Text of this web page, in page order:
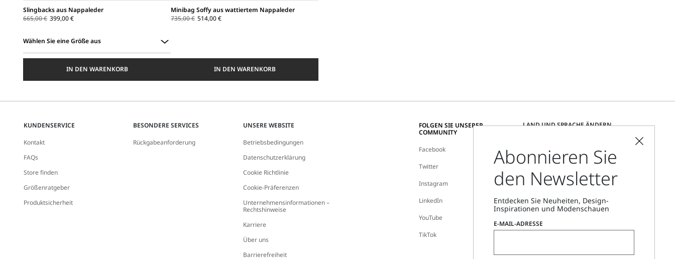
Slingbacks aus Nappaleder
665,00 € 399,00 €
Wählen Sie eine Größe aus
IN DEN WARENKORB
Minibag Soffy aus wattiertem Nappaleder
735,00 € 514,00 €
IN DEN WARENKORB
KUNDENSERVICE
Kontakt
FAQs
Store finden
Größenratgeber
Produktsicherheit
BESONDERE SERVICES
Rückgabeanforderung
UNSERE WEBSITE
Betriebsbedingungen
Datenschutzerklärung
Cookie Richtlinie
Cookie-Präferenzen
Unternehmensinformationen –
Rechtshinweise
Karriere
Über uns
Barrierefreiheit
FOLGEN SIE UNSERER
COMMUNITY
Facebook
Twitter
Instagram
LinkedIn
YouTube
TikTok
LAND UND SPRACHE ÄNDERN
Filialfinder
Mo.–Fr., 09:00–18:00 Uhr MEZ
Abonnieren Sie
den Newsletter
Entdecken Sie Neuheiten, Design-
Inspirationen und Modenschauen
E-MAIL-ADRESSE